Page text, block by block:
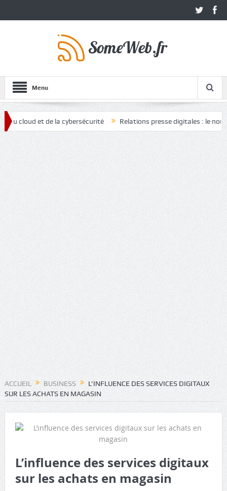
Menu
et de la cybersécurité Relations presse digitales : le nouvel
ACCUEIL BUSINESS
L’INFLUENCE DES SERVICES DIGITAUX
SUR LES ACHATS EN MAGASIN
L’influence des services digitaux
sur les achats en magasin